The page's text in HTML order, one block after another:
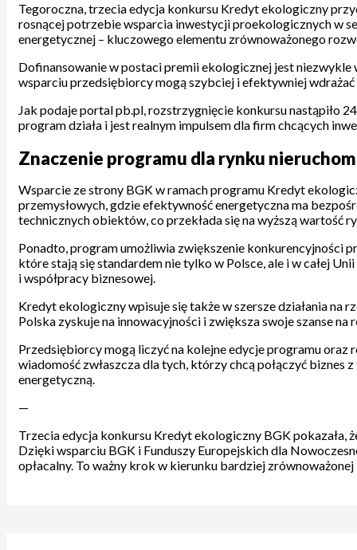
Tegoroczna, trzecia edycja konkursu Kredyt ekologiczny
rosnącej potrzebie wsparcia inwestycji proekologicznych w
energetycznej – kluczowego elementu zrównoważonego
Dofinansowanie w postaci premii ekologicznej jest niezwykle
wsparciu przedsiębiorcy mogą szybciej i efektywniej
Jak podaje portal pb.pl, rozstrzygnięcie konkursu nastąpiło
program działa i jest realnym impulsem dla firm chcących
Znaczenie programu dla rynku
Wsparcie ze strony BGK w ramach programu Kredyt
przemysłowych, gdzie efektywność energetyczna ma
technicznych obiektów, co przekłada się na wyższą wartość
Ponadto, program umożliwia zwiększenie konkurencyjności
które stają się standardem nie tylko w Polsce, ale i w całej
i współpracy biznesowej.
Kredyt ekologiczny wpisuje się także w szersze działania
Polska zyskuje na innowacyjności i zwiększa swoje szanse
Przedsiębiorcy mogą liczyć na kolejne edycje programu
wiadomość zwłaszcza dla tych, którzy chcą połączyć
energetyczną.
—
Trzecia edycja konkursu Kredyt ekologiczny BGK pokazała,
Dzięki wsparciu BGK i Funduszy Europejskich dla
opłacalny. To ważny krok w kierunku bardziej